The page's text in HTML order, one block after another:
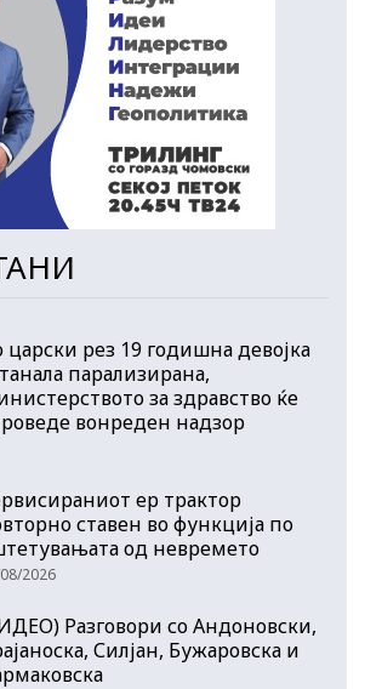
царски рез 19 годишна девојка
парализирана,
за здравство ќе
вонреден надзор
ер трактор
ставен во функција по
од невремето
2026
Разговори со Андоновски,
Силјан, Бужаровска и